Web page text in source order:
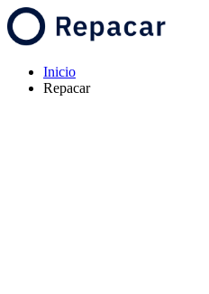
Inicio
Repacar